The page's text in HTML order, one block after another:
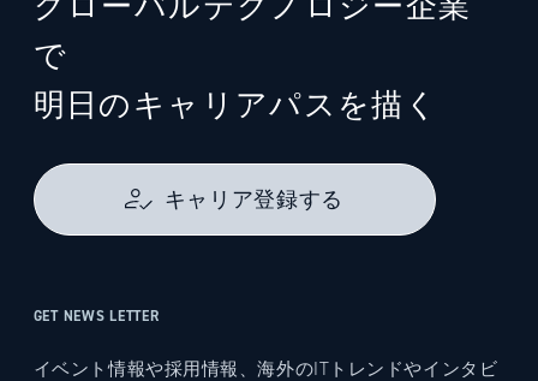
で
明日のキャリアパスを描く
キャリア登録する
GET NEWS LETTER
イベント情報や採用情報、海外のITトレンドやインタビ